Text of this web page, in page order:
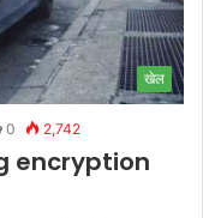
खेल
0 2,742
encryption